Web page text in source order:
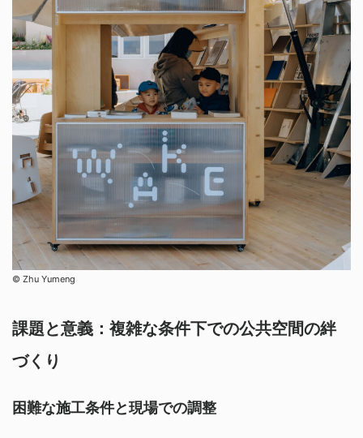
©︎ Zhu Yumeng
課題と意義：複雑な条件下での公共空間の絆
づくり
困難な施工条件と現場での調整